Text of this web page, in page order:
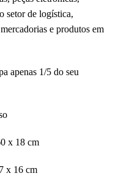
setor de logística,
e produtos em
apenas 1/5 do seu
x 18 cm
x 16 cm